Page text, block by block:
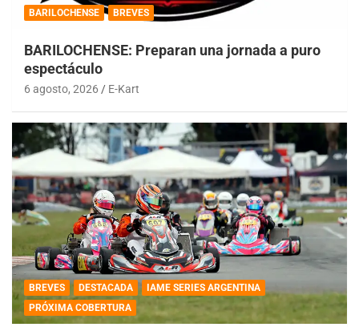
BARILOCHENSE BREVES
BARILOCHENSE: Preparan una jornada a puro
espectáculo
6 agosto, 2026 E-Kart
BREVES DESTACADA
IAME SERIES ARGENTINA
PRÓXIMA COBERTURA